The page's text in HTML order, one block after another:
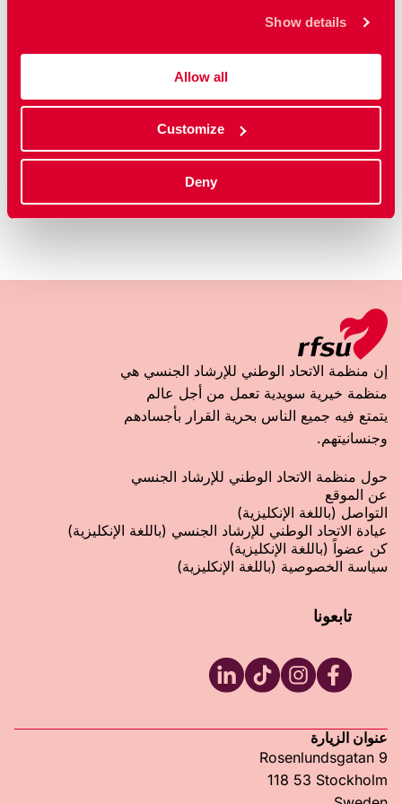
Show details
Allow all
Customize
Deny
جد المسلك الصحيح في خدمة الرعاية في السويد
إن منظمة الاتحاد الوطني للإرشاد الجنسي هي
منظمة خيرية سويدية تعمل من أجل عالم
يتمتع فيه جميع الناس بحرية القرار بأجسادهم
وجنسانيتهم.
حول منظمة الاتحاد الوطني للإرشاد الجنسي
عن الموقع
التواصل (باللغة الإنكليزية)
عيادة الاتحاد الوطني للإرشاد الجنسي (باللغة الإنكليزية)
كن عضواً (باللغة الإنكليزية)
سياسة الخصوصية (باللغة الإنكليزية)
تابعونا
عنوان الزيارة
Rosenlundsgatan 9
118 53 Stockholm